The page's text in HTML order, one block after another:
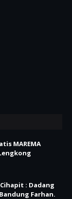
MAREMA
: Dadang
Farhan.